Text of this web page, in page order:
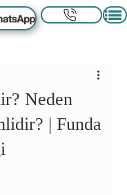
Neden
| Funda